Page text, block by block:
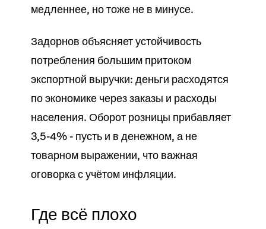
медленнее, но тоже не в минусе.
Задорнов объясняет устойчивость
потребления большим притоком
экспортной выручки: деньги расходятся
по экономике через заказы и расходы
населения. Оборот розницы прибавляет
3,5-4% - пусть и в денежном, а не
товарном выражении, что важная
оговорка с учётом инфляции.
Где всё плохо